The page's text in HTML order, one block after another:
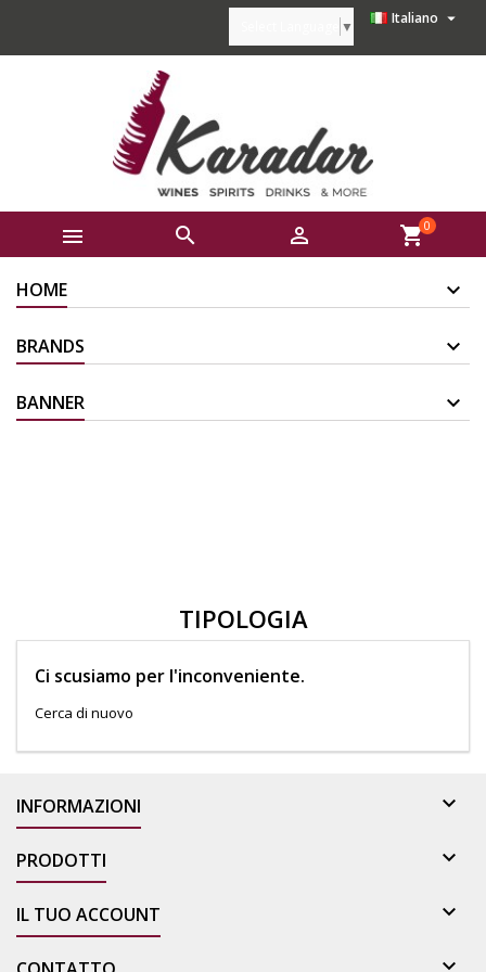
Italiano 
▼
   shopping_cart0
HOME
BRANDS
BANNER
TIPOLOGIA
Ci scusiamo per l'inconveniente.
Cerca di nuovo
INFORMAZIONI 
PRODOTTI 
IL TUO ACCOUNT 
